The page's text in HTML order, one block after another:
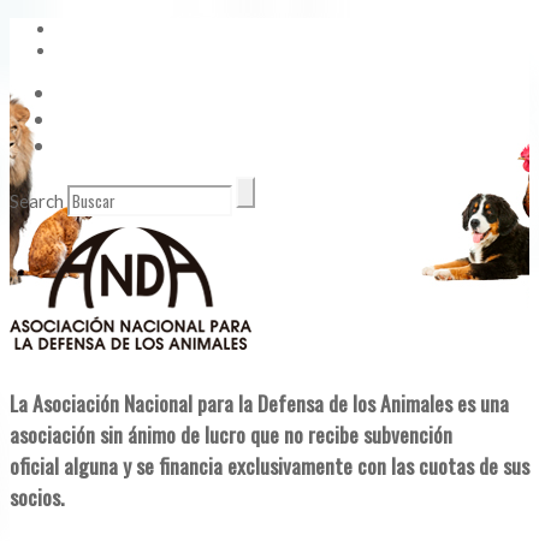
Search
La Asociación Nacional para la Defensa de los Animales es una
asociación sin ánimo de lucro que no recibe subvención
oficial alguna y se financia exclusivamente con las cuotas de sus
socios.